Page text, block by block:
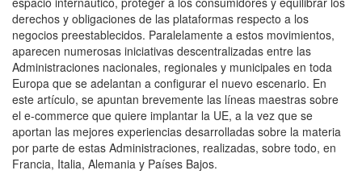
derechos y obligaciones de las plataformas respecto a los
negocios preestablecidos. Paralelamente a estos movimientos,
aparecen numerosas iniciativas descentralizadas entre las
Administraciones nacionales, regionales y municipales en toda
Europa que se adelantan a configurar el nuevo escenario. En
este artículo, se apuntan brevemente las líneas maestras sobre
el e-commerce que quiere implantar la UE, a la vez que se
aportan las mejores experiencias desarrolladas sobre la materia
por parte de estas Administraciones, realizadas, sobre todo, en
Francia, Italia, Alemania y Países Bajos.